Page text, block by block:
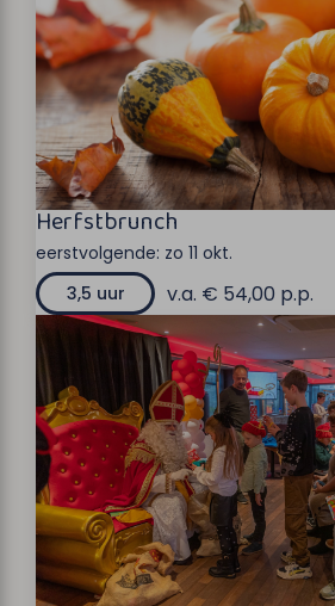
Herfstbrunch
eerstvolgende: zo 11 okt.
3,5 uur
v.a. € 54,00 p.p.